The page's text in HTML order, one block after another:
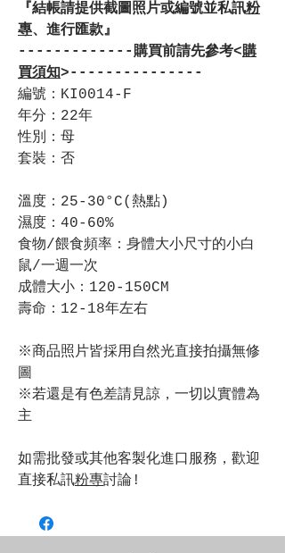
『結帳請提供截圖照片或編號並私訊粉
專、進行匯款』
-------------購買前請先參考<購
買須知>---------------
編號：KI0014-F
年分：22年
性別：母
套裝：否
溫度：25-30°C(熱點)
濕度：40-60%
食物/餵食頻率：身體大小尺寸的小白
鼠/一週一次
成體大小：120-150CM
壽命：12-18年左右
※商品照片皆採用自然光直接拍攝無修
圖
※若還是有色差請見諒，一切以實體為
主
如需批發或其他客製化進口服務，歡迎
直接私訊粉專討論!